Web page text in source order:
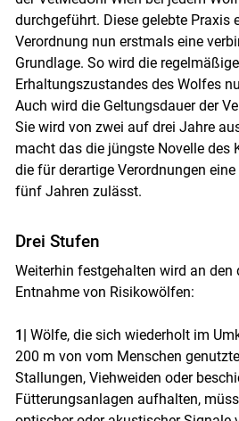
durchgeführt. Diese gelebte Praxis
Verordnung nun erstmals eine
Grundlage. So wird die
Erhaltungszustandes des Wolfes
Auch wird die Geltungsdauer der
Sie wird von zwei auf drei Jahre
macht das die jüngste Novelle des
die für derartige Verordnungen
fünf Jahren zulässt.
Drei Stufen
Weiterhin festgehalten wird an den
Entnahme von Risikowölfen:
1| Wölfe, die sich wiederholt im
200 m von vom Menschen
Stallungen, Viehweiden oder
Fütterungsanlagen aufhalten,